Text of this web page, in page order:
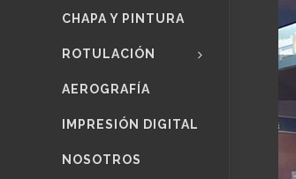
CHAPA Y PINTURA
ROTULACIÓN
AEROGRAFÍA
IMPRESIÓN DIGITAL
NOSOTROS